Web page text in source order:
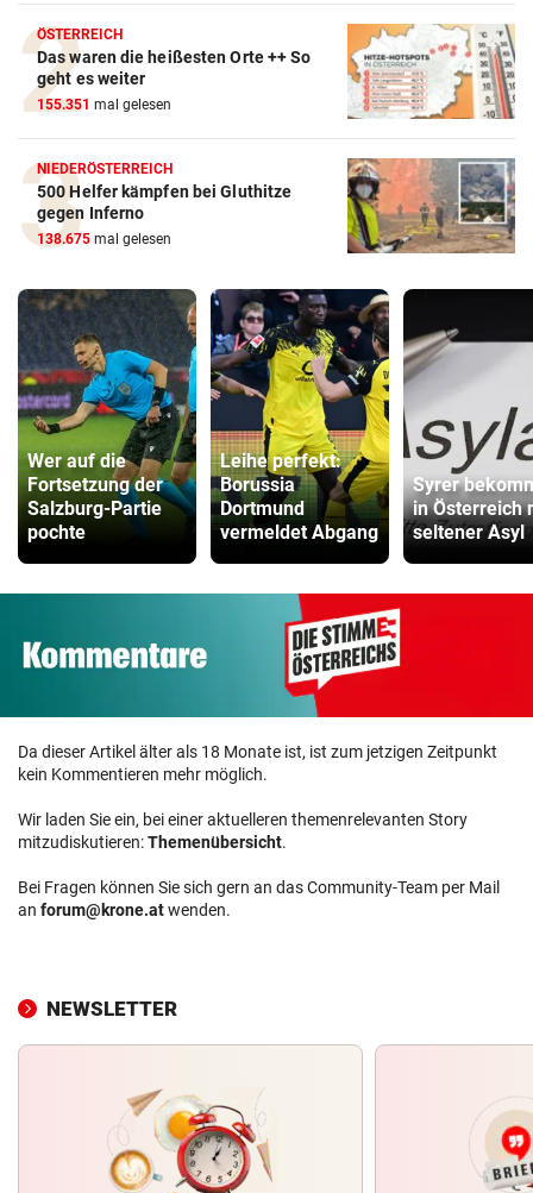
ÖSTERREICH
Das waren die heißesten Orte ++ So
geht es weiter
155.351 mal gelesen
NIEDERÖSTERREICH
500 Helfer kämpfen bei Gluthitze
gegen Inferno
138.675 mal gelesen
Wer auf die
Fortsetzung der
Salzburg-Partie
pochte
Leihe perfekt:
Borussia
Dortmund
vermeldet Abgang
Syrer
in Österreich
seltener Asyl
Da dieser Artikel älter als 18 Monate ist, ist zum jetzigen Zeitpunkt
kein Kommentieren mehr möglich.
Wir laden Sie ein, bei einer aktuelleren themenrelevanten Story
mitzudiskutieren:Themenübersicht.
Bei Fragen können Sie sich gern an das Community-Team per Mail
an forum@krone.atwenden.
NEWSLETTER